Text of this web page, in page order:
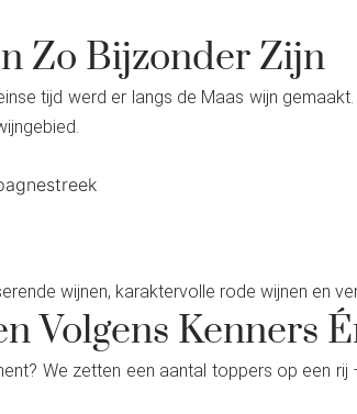
Zo Bijzonder Zijn
tijd werd er langs de Maas wijn
wijnen, karaktervolle rode wijnen en
Volgens Kenners
We zetten een aantal toppers op een